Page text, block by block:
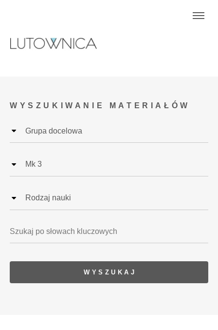
WYSZUKIWANIE MATERIAŁÓW